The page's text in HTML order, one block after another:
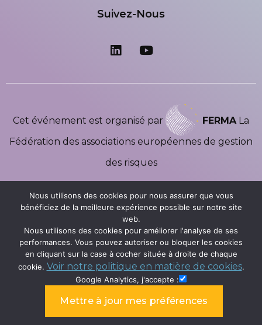
Nous utilisons des cookies pour nous assurer que vous
bénéficiez de la meilleure expérience possible sur notre site
web.
Nous utilisons des cookies pour améliorer l'analyse de ses
performances. Vous pouvez autoriser ou bloquer les cookies
en cliquant sur la case à cocher située à droite de chaque
cookie. Voir notre politique en matière de cookies.
Google Analytics, j'accepte :
Suivez-Nous
Cet événement est organisé par FERMALa
Fédération des associations européennes de gestion
des risques
Copyright ©2026 Ferma Forum | Tous Droits Réservés |
Powered By Lenagroup
Conditions générales d'utilisation
Politique de confidentialité
Politique en matière de cookies